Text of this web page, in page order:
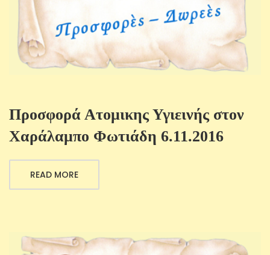
Προσφορά Ατομικης Υγιεινής στον
Χαράλαμπο Φωτιάδη 6.11.2016
READ MORE